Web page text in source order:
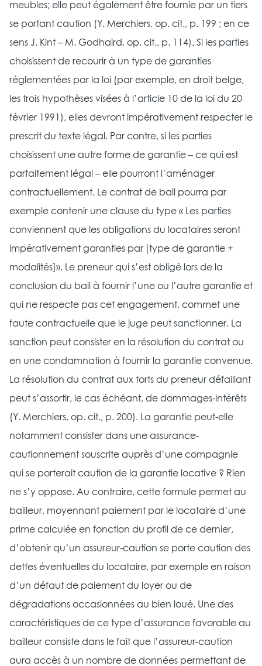
meubles; elle peut également être fournie par un tiers
se portant caution (Y. Merchiers, op. cit., p. 199 ; en ce
sens J. Kint – M. Godhaird, op. cit., p. 114). Si les parties
choisissent de recourir à un type de garanties
réglementées par la loi (par exemple, en droit belge,
les trois hypothèses visées à l’article 10 de la loi du 20
février 1991), elles devront impérativement respecter le
prescrit du texte légal. Par contre, si les parties
choisissent une autre forme de garantie – ce qui est
parfaitement légal – elle pourront l’aménager
contractuellement. Le contrat de bail pourra par
exemple contenir une clause du type « Les parties
conviennent que les obligations du locataires seront
impérativement garanties par [type de garantie +
modalités]». Le preneur qui s’est obligé lors de la
conclusion du bail à fournir l’une ou l’autre garantie et
qui ne respecte pas cet engagement, commet une
faute contractuelle que le juge peut sanctionner. La
sanction peut consister en la résolution du contrat ou
en une condamnation à fournir la garantie convenue.
La résolution du contrat aux torts du preneur défaillant
peut s’assortir, le cas échéant, de dommages-intérêts
(Y. Merchiers, op. cit., p. 200). La garantie peut-elle
notamment consister dans une assurance-
cautionnement souscrite auprès d’une compagnie
qui se porterait caution de la garantie locative ? Rien
ne s’y oppose. Au contraire, cette formule permet au
bailleur, moyennant paiement par le locataire d’une
prime calculée en fonction du profil de ce dernier,
d’obtenir qu’un assureur-caution se porte caution des
dettes éventuelles du locataire, par exemple en raison
d’un défaut de paiement du loyer ou de
dégradations occasionnées au bien loué. Une des
caractéristiques de ce type d’assurance favorable au
bailleur consiste dans le fait que l’assureur-caution
aura accès à un nombre de données permettant de